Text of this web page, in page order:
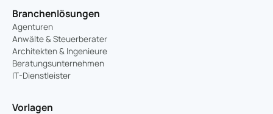
Branchenlösungen
Agenturen
Anwälte & Steuerberater
Architekten & Ingenieure
Beratungsunternehmen
IT-Dienstleister
Vorlagen